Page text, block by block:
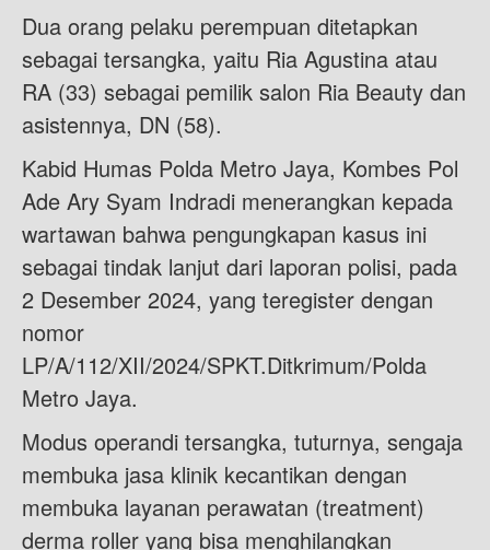
Dua orang pelaku perempuan ditetapkan
sebagai tersangka, yaitu Ria Agustina atau
RA (33) sebagai pemilik salon Ria Beauty dan
asistennya, DN (58).
Kabid Humas Polda Metro Jaya, Kombes Pol
Ade Ary Syam Indradi menerangkan kepada
wartawan bahwa pengungkapan kasus ini
sebagai tindak lanjut dari laporan polisi, pada
2 Desember 2024, yang teregister dengan
nomor
LP/A/112/XII/2024/SPKT.Ditkrimum/Polda
Metro Jaya.
Modus operandi tersangka, tuturnya, sengaja
membuka jasa klinik kecantikan dengan
membuka layanan perawatan (treatment)
derma roller yang bisa menghilangkan